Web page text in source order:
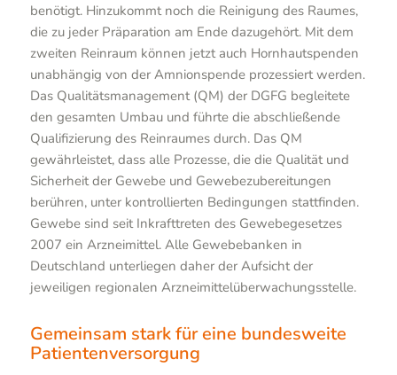
benötigt. Hinzukommt noch die Reinigung des Raumes,
die zu jeder Präparation am Ende dazugehört. Mit dem
zweiten Reinraum können jetzt auch Hornhautspenden
unabhängig von der Amnionspende prozessiert werden.
Das Qualitätsmanagement (QM) der DGFG begleitete
den gesamten Umbau und führte die abschließende
Qualifizierung des Reinraumes durch. Das QM
gewährleistet, dass alle Prozesse, die die Qualität und
Sicherheit der Gewebe und Gewebezubereitungen
berühren, unter kontrollierten Bedingungen stattfinden.
Gewebe sind seit Inkrafttreten des Gewebegesetzes
2007 ein Arzneimittel. Alle Gewebebanken in
Deutschland unterliegen daher der Aufsicht der
jeweiligen regionalen Arzneimittelüberwachungsstelle.
Gemeinsam stark für eine bundesweite
Patientenversorgung